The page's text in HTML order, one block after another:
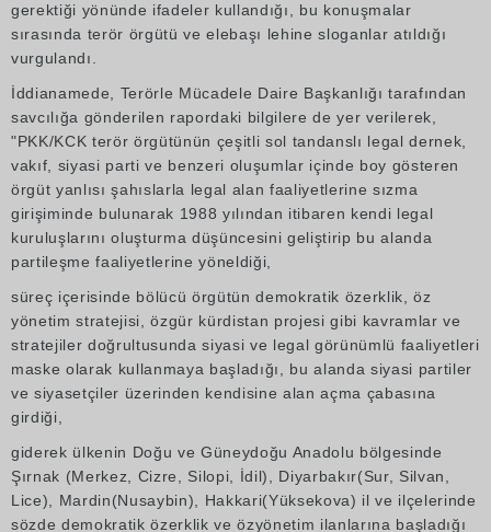
gerektiği yönünde ifadeler kullandığı, bu konuşmalar
sırasında terör örgütü ve elebaşı lehine sloganlar atıldığı
vurgulandı.
İddianamede, Terörle Mücadele Daire Başkanlığı tarafından
savcılığa gönderilen rapordaki bilgilere de yer verilerek,
"PKK/KCK terör örgütünün çeşitli sol tandanslı legal dernek,
vakıf, siyasi parti ve benzeri oluşumlar içinde boy gösteren
örgüt yanlısı şahıslarla legal alan faaliyetlerine sızma
girişiminde bulunarak 1988 yılından itibaren kendi legal
kuruluşlarını oluşturma düşüncesini geliştirip bu alanda
partileşme faaliyetlerine yöneldiği,
süreç içerisinde bölücü örgütün demokratik özerklik, öz
yönetim stratejisi, özgür kürdistan projesi gibi kavramlar ve
stratejiler doğrultusunda siyasi ve legal görünümlü faaliyetleri
maske olarak kullanmaya başladığı, bu alanda siyasi partiler
ve siyasetçiler üzerinden kendisine alan açma çabasına
girdiği,
giderek ülkenin Doğu ve Güneydoğu Anadolu bölgesinde
Şırnak (Merkez, Cizre, Silopi, İdil), Diyarbakır(Sur, Silvan,
Lice), Mardin(Nusaybin), Hakkari(Yüksekova) il ve ilçelerinde
sözde demokratik özerklik ve özyönetim ilanlarına başladığı